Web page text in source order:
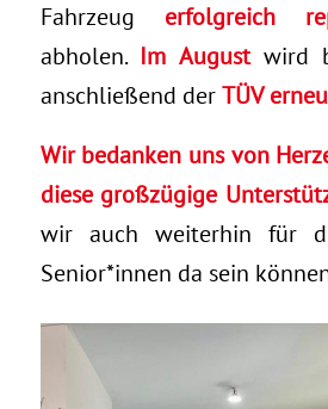
Fahrzeug erfolgreich
abholen. Im Augustwird
anschließend der TÜV
Wir bedanken uns von
diese großzügige
wir auch weiterhin für
Senior*innen da sein